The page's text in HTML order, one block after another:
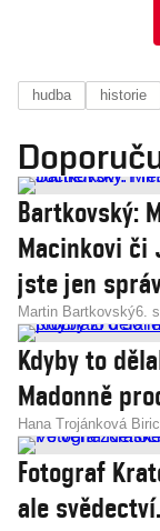
hudba historie
Bartkovský:
Macinkovi či
jste jen
Martin Bartkovský6.
Kdyby to
Madonně
Hana Trojánková
Fotograf
ale